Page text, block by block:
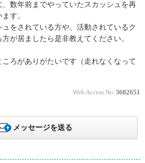
数年前までやっていたスカッシュを再
す。
をされている方や、活動されているク
が居ましたら是非教えてください。
ろがありがたいです（走れなくなって
Web Access No. 3682651
メッセージを送る